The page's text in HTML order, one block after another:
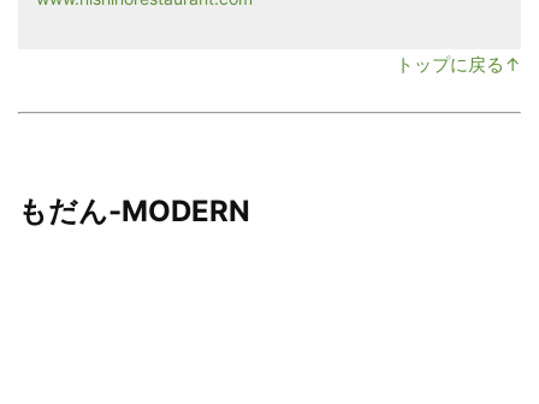
トップに戻る↑
もだん-MODERN